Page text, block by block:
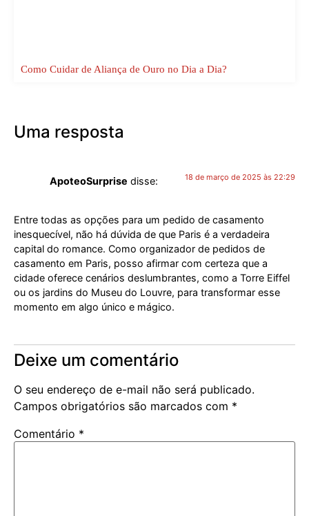
Como Cuidar de Aliança de Ouro no Dia a Dia?
Uma resposta
ApoteoSurprise disse: 18 de março de 2025 às 22:29
Entre todas as opções para um pedido de casamento
inesquecível, não há dúvida de que Paris é a verdadeira
capital do romance. Como organizador de pedidos de
casamento em Paris, posso afirmar com certeza que a
cidade oferece cenários deslumbrantes, como a Torre Eiffel
ou os jardins do Museu do Louvre, para transformar esse
momento em algo único e mágico.
Deixe um comentário
O seu endereço de e-mail não será publicado.
Campos obrigatórios são marcados com *
Comentário *